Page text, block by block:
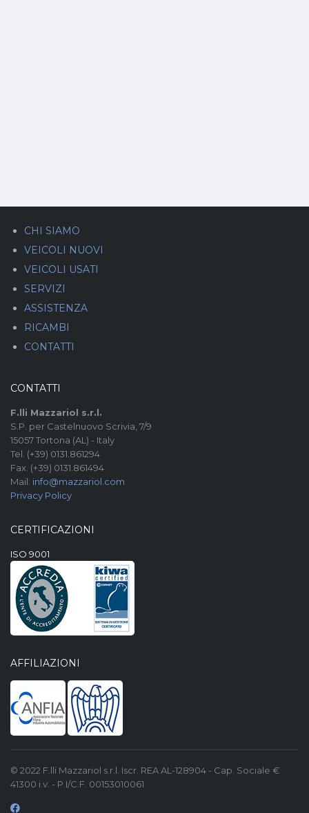
CHI SIAMO
VEICOLI NUOVI
VEICOLI USATI
SERVIZI
ASSISTENZA
RICAMBI
CONTATTI
CONTATTI
F.lli Mazzariol s.r.l.
S.P. per Castelnuovo Scrivia, 7/9
15057 Tortona (AL) - Italy
Tel. (+39) 0131.861294
Fax. (+39) 0131.861494
Mail: info@mazzariol.com
Privacy Policy
CERTIFICAZIONI
ISO 9001
AFFILIAZIONI
© 2022 F.lli Mazzariol s.r.l. Iscr. REA AL-128904 - Cap. Sociale €
41300 i.v. - P.I/C.F. 00153010061